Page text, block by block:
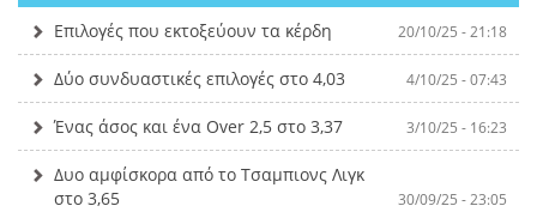
Επιλογές που εκτοξεύουν τα κέρδη 20/10/25 - 21:18
Δύο συνδυαστικές επιλογές στο 4,03 4/10/25 - 07:43
Ένας άσος και ένα Over 2,5 στο 3,37 3/10/25 - 16:23
Δυο αμφίσκορα από το Τσαμπιονς Λιγκ
στο 3,65
30/09/25 - 23:05